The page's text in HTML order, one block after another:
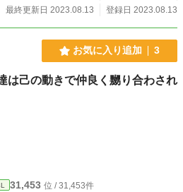
最終更新日 2023.08.13
登録日 2023.08.13
お気に入り追加 3
は己の動きで仲良く嬲り合わされ
31,453 位 / 31,453件